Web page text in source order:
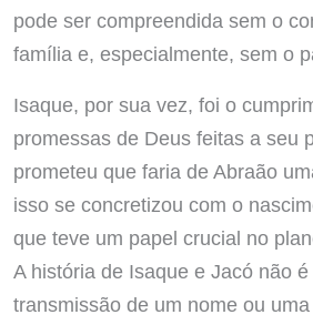
pode ser compreendida sem o
família e, especialmente, sem o
Isaque, por sua vez, foi o
promessas de Deus feitas a seu
prometeu que faria de Abraão
isso se concretizou com o
que teve um papel crucial no
A história de Isaque e Jacó não
transmissão de um nome ou